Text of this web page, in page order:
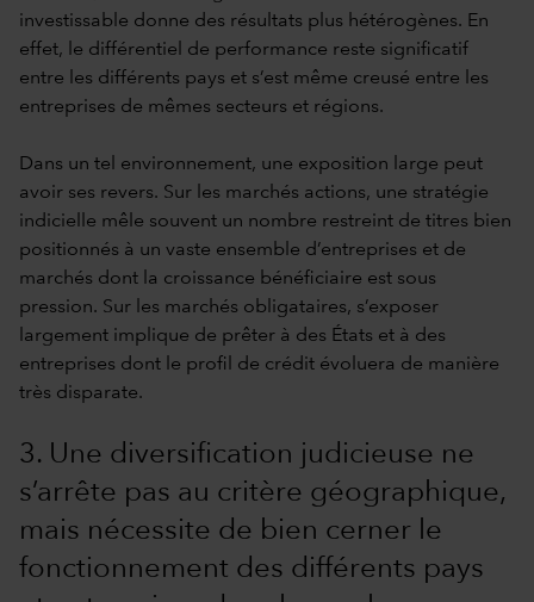
investissable donne des résultats plus hétérogènes. En
effet, le différentiel de performance reste significatif
entre les différents pays et s’est même creusé entre les
entreprises de mêmes secteurs et régions.
Dans un tel environnement, une exposition large peut
avoir ses revers. Sur les marchés actions, une stratégie
indicielle mêle souvent un nombre restreint de titres bien
positionnés à un vaste ensemble d’entreprises et de
marchés dont la croissance bénéficiaire est sous
pression. Sur les marchés obligataires, s’exposer
largement implique de prêter à des États et à des
entreprises dont le profil de crédit évoluera de manière
très disparate.
3. Une diversification judicieuse ne
s’arrête pas au critère géographique,
mais nécessite de bien cerner le
fonctionnement des différents pays